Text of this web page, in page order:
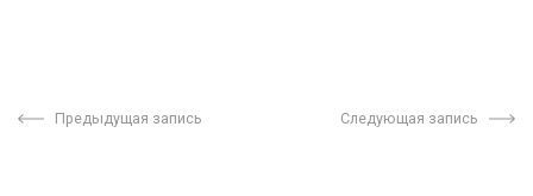
Предыдущая запись Следующая запись